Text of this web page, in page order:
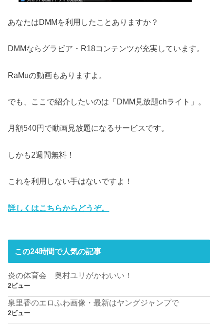
あなたはDMMを利用したことありますか？
DMMならグラビア・R18コンテンツが充実しています。
RaMuの動画もありますよ。
でも、ここで紹介したいのは「DMM見放題chライト」。
月額540円で動画見放題になるサービスです。
しかも2週間無料！
これを利用しない手はないですよ！
詳しくはこちらからどうぞ。
この24時間で人気の記事
炎の体育会 奥村ユリがかわいい！
2ビュー
泉里香のエロふわ画像・最新はヤングジャンプで
2ビュー